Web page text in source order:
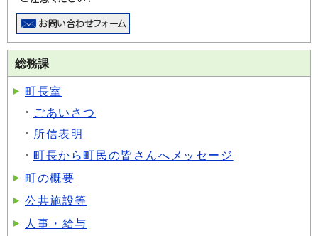
総務課
町長室
ごあいさつ
所信表明
町長から町民の皆さんへメッセージ
町の概要
公共施設等
人事・給与